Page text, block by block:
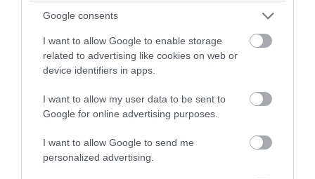
Google consents
I want to allow Google to enable storage
related to advertising like cookies on web or
device identifiers in apps.
I want to allow my user data to be sent to
Google for online advertising purposes.
I want to allow Google to send me
personalized advertising.
«Προσέξτε, σας γράφω»: Ο Α.Γεωργιάδης
κάνει… χιούμορ μετά τις αντιδράσεις για
τα γυαλιά «ρουφιάνους» στη Λαμία
06.08.2026 | 07:03